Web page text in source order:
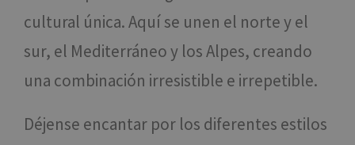
cultural única. Aquí se unen el norte y el
sur, el Mediterráneo y los Alpes, creando
una combinación irresistible e irrepetible.
Déjense encantar por los diferentes estilos